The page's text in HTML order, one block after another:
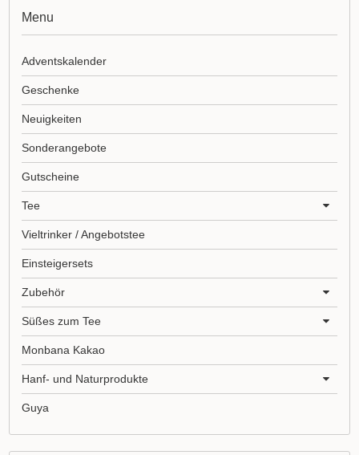
Menu
Adventskalender
Geschenke
Neuigkeiten
Sonderangebote
Gutscheine
Tee
Vieltrinker / Angebotstee
Einsteigersets
Zubehör
Süßes zum Tee
Monbana Kakao
Hanf- und Naturprodukte
Guya